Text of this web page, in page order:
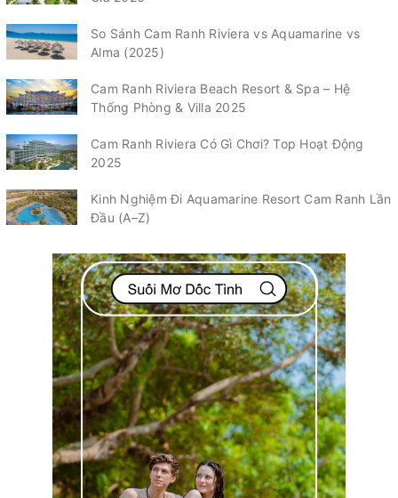
So Sánh Cam Ranh Riviera vs Aquamarine vs
Alma (2025)
Cam Ranh Riviera Beach Resort & Spa – Hệ
Thống Phòng & Villa 2025
Cam Ranh Riviera Có Gì Chơi? Top Hoạt Động
2025
Kinh Nghiệm Đi Aquamarine Resort Cam Ranh Lần
Đầu (A–Z)